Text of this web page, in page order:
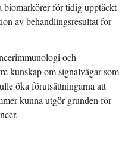
biomarkörer för tidig upptäckt
av behandlingsresultat för
och
kunskap om signalvägar som
öka förutsättningarna att
kunna utgör grunden för